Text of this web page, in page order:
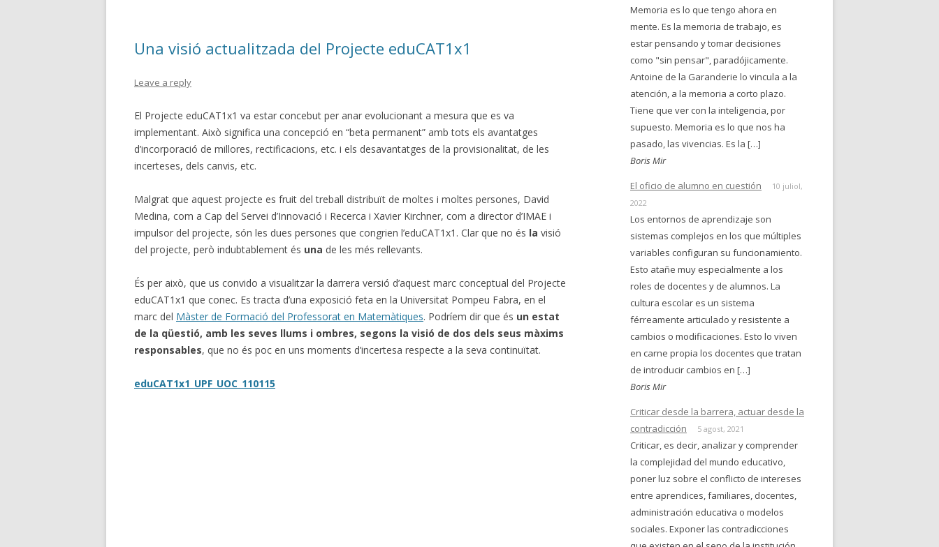
k ix
Una visió actualitzada del Projecte eduCAT1x1
Leave a reply
El Projecte eduCAT1x1 va estar concebut per anar evolucionant a mesura que es va
implementant. Això significa una concepció en “beta permanent” amb tots els avantatges
d’incorporació de millores, rectificacions, etc. i els desavantatges de la provisionalitat, de les
incerteses, dels canvis, etc.
Malgrat que aquest projecte es fruit del treball distribuït de moltes i moltes persones, David
Medina, com a Cap del Servei d’Innovació i Recerca i Xavier Kirchner, com a director d’IMAE i
impulsor del projecte, són les dues persones que congrien l’eduCAT1x1. Clar que no és la visió
del projecte, però indubtablement és una de les més rellevants.
És per això, que us convido a visualitzar la darrera versió d’aquest marc conceptual del Projecte
eduCAT1x1 que conec. Es tracta d’una exposició feta en la Universitat Pompeu Fabra, en el
marc del Màster de Formació del Professorat en Matemàtiques. Podríem dir que és un estat
de la qüestió, amb les seves llums i ombres, segons la visió de dos dels seus màxims
responsables, que no és poc en uns moments d’incertesa respecte a la seva continuïtat.
eduCAT1x1_UPF_UOC_110115
Memoria es lo que tengo ahora en
mente. Es la memoria de trabajo, es
estar pensando y tomar decisiones
como "sin pensar", paradójicamente.
Antoine de la Garanderie lo vincula a la
atención, a la memoria a corto plazo.
Tiene que ver con la inteligencia, por
supuesto. Memoria es lo que nos ha
pasado, las vivencias. Es la […]
Boris Mir
El oficio de alumno en cuestión
10 juliol,
2022
Los entornos de aprendizaje son
sistemas complejos en los que múltiples
variables configuran su funcionamiento.
Esto atañe muy especialmente a los
roles de docentes y de alumnos. La
cultura escolar es un sistema
férreamente articulado y resistente a
cambios o modificaciones. Esto lo viven
en carne propia los docentes que tratan
de introducir cambios en […]
Boris Mir
Criticar desde la barrera, actuar desde la
contradicción
5 agost, 2021
Criticar, es decir, analizar y comprender
la complejidad del mundo educativo,
poner luz sobre el conflicto de intereses
entre aprendices, familiares, docentes,
administración educativa o modelos
sociales. Exponer las contradicciones